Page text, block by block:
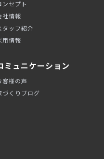
ンセプト
社情報
タッフ紹介
用情報
ミュニケーション
客様の声
づくりブログ